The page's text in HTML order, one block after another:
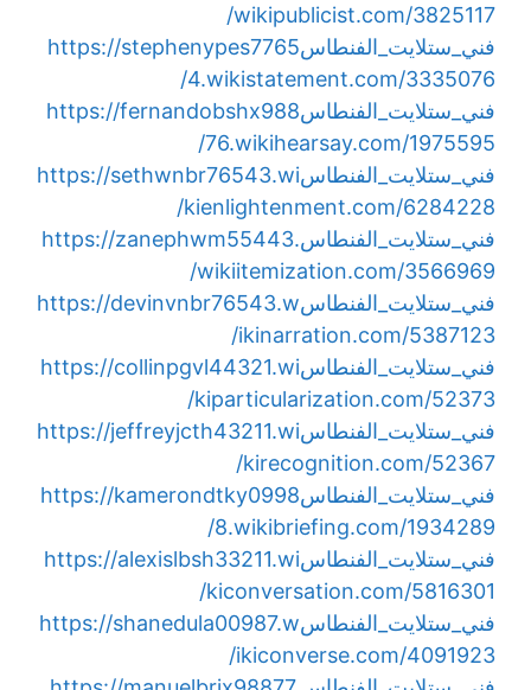
wikipublicist.com/3825117/
فني_ستلايت_الفنطاسhttps://stephenypes7765
4.wikistatement.com/3335076/
فني_ستلايت_الفنطاسhttps://fernandobshx988
76.wikihearsay.com/1975595/
فني_ستلايت_الفنطاسhttps://sethwnbr76543.wi
kienlightenment.com/6284228/
فني_ستلايت_الفنطاسhttps://zanephwm55443.
wikiitemization.com/3566969/
فني_ستلايت_الفنطاسhttps://devinvnbr76543.w
ikinarration.com/5387123/
فني_ستلايت_الفنطاسhttps://collinpgvl44321.wi
kiparticularization.com/52373/
فني_ستلايت_الفنطاسhttps://jeffreyjcth43211.wi
kirecognition.com/52367/
فني_ستلايت_الفنطاسhttps://kamerondtky0998
8.wikibriefing.com/1934289/
فني_ستلايت_الفنطاسhttps://alexislbsh33211.wi
kiconversation.com/5816301/
فني_ستلايت_الفنطاسhttps://shanedula00987.w
ikiconverse.com/4091923/